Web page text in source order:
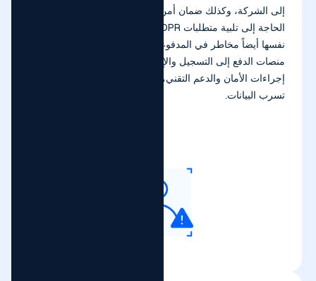
إلى الشركة، وكذلك ضمان أمن المعلومات الشخصية، مثل
نفسها أيضاً مخاطر في المدفوعات عبر الحدود: قد تفتقر بعض
منصات الدفع إلى التسجيل والإشراف الرسمي، وتفتقر إلى
إجراءات الأمان والدعم التقني، وهناك مخاطر أمنية وخطر
تسرب البيانات.